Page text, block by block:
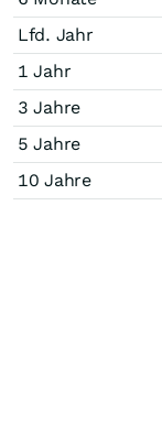
Lfd. Jahr
1 Jahr
3 Jahre
5 Jahre
10 Jahre